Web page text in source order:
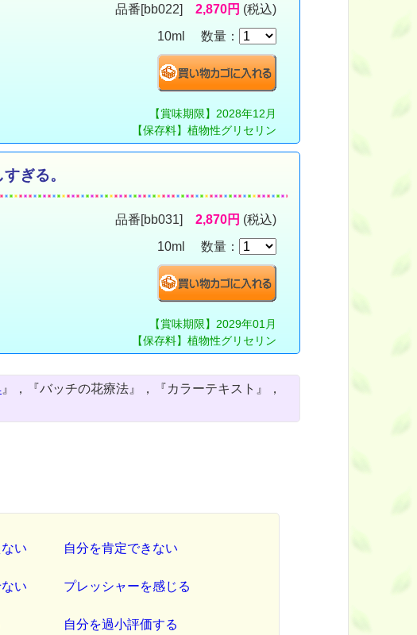
品番[bb022] 2,870円 (税込)
10ml 数量：
【賞味期限】2028年12月
【保存料】植物性グリセリン
ぎる。
品番[bb031] 2,870円 (税込)
10ml 数量：
【賞味期限】2029年01月
【保存料】植物性グリセリン
』，『バッチの花療法』，『カラーテキスト』，
い
い
自分を肯定できない
プレッシャーを感じる
自分を過小評価する